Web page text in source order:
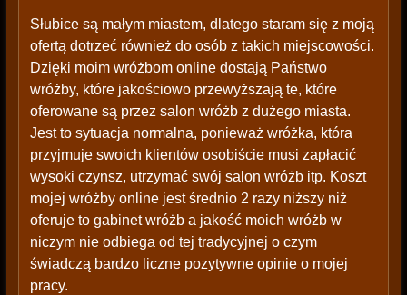
Słubice są małym miastem, dlatego staram się z moją
ofertą dotrzeć również do osób z takich miejscowości.
Dzięki moim wróżbom online dostają Państwo
wróżby, które jakościowo przewyższają te, które
oferowane są przez salon wróżb z dużego miasta.
Jest to sytuacja normalna, ponieważ wróżka, która
przyjmuje swoich klientów osobiście musi zapłacić
wysoki czynsz, utrzymać swój salon wróżb itp. Koszt
mojej wróżby online jest średnio 2 razy niższy niż
oferuje to gabinet wróżb a jakość moich wróżb w
niczym nie odbiega od tej tradycyjnej o czym
świadczą bardzo liczne pozytywne opinie o mojej
pracy.